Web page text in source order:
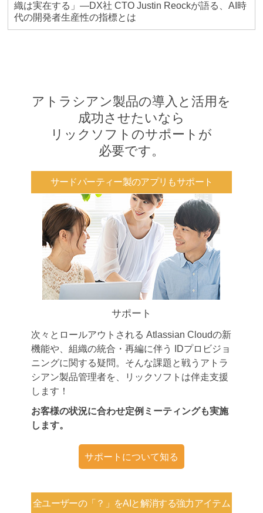
織は実在する」―DX社 CTO Justin Reockが語る、AI時
代の開発者生産性の指標とは
アトラシアン製品の導入と活用を
成功させたいなら
リックソフトのサポートが
必要です。
サードパーティー製のアプリもサポート
サポート
次々とロールアウトされる Atlassian Cloudの新
機能や、組織の統合・再編に伴う IDプロビジョ
ニングに関する疑問。そんな課題と戦うアトラ
シアン製品管理者を、リックソフトは伴走支援
します！
お客様の状況に合わせ定例ミーティングも実施
します。
サポートについて知る
全ユーザーの「？」をAIと解消する強力アイテム